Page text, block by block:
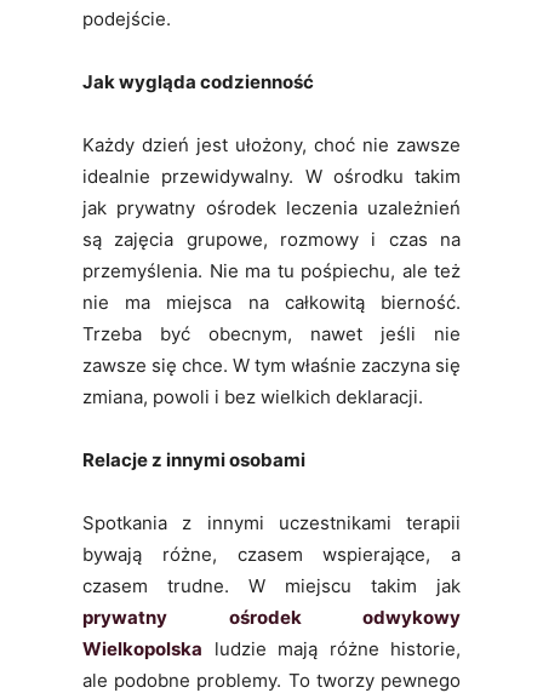
podejście.
Jak wygląda codzienność
Każdy dzień jest ułożony, choć nie zawsze
idealnie przewidywalny. W ośrodku takim
jak prywatny ośrodek leczenia uzależnień
są zajęcia grupowe, rozmowy i czas na
przemyślenia. Nie ma tu pośpiechu, ale też
nie ma miejsca na całkowitą bierność.
Trzeba być obecnym, nawet jeśli nie
zawsze się chce. W tym właśnie zaczyna się
zmiana, powoli i bez wielkich deklaracji.
Relacje z innymi osobami
Spotkania z innymi uczestnikami terapii
bywają różne, czasem wspierające, a
czasem trudne. W miejscu takim jak
prywatny ośrodek odwykowy
Wielkopolska ludzie mają różne historie,
ale podobne problemy. To tworzy pewnego